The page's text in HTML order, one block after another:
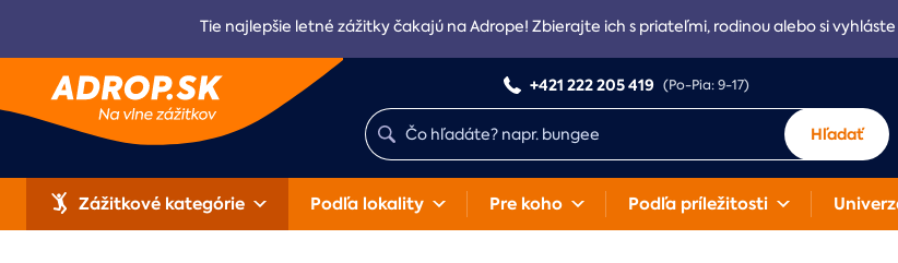
Tie najlepšie letné zážitky čakajú na Adrope! Zbierajte ich s priateľmi, rodinou alebo si
+421 222 205 419 (Po-Pia: 9-17)
Hľadať
Zážitkové kategórie Podľa lokality Pre koho Podľa príležitosti